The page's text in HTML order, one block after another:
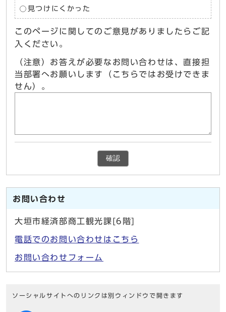
見つけにくかった
このページに関してのご意見がありましたらご記
入ください。
（注意）お答えが必要なお問い合わせは、直接担
当部署へお願いします（こちらではお受けできま
せん）。
確認
お問い合わせ
大垣市経済部商工観光課[6階]
電話でのお問い合わせはこちら
お問い合わせフォーム
ソーシャルサイトへのリンクは別ウィンドウで開きます